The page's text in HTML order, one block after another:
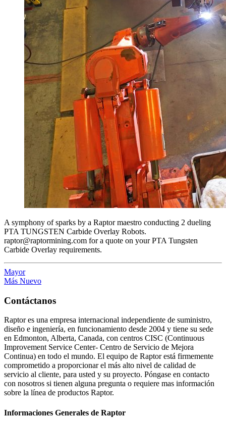
A symphony of sparks by a Raptor maestro conducting 2 dueling
PTA TUNGSTEN Carbide Overlay Robots.
raptor@raptormining.com for a quote on your PTA Tungsten
Carbide Overlay requirements.
Mayor
Más Nuevo
Contáctanos
Raptor es una empresa internacional independiente de suministro,
diseño e ingeniería, en funcionamiento desde 2004 y tiene su sede
en Edmonton, Alberta, Canada, con centros CISC (Continuous
Improvement Service Center- Centro de Servicio de Mejora
Continua) en todo el mundo. El equipo de Raptor está firmemente
comprometido a proporcionar el más alto nivel de calidad de
servicio al cliente, para usted y su proyecto. Póngase en contacto
con nosotros si tienen alguna pregunta o requiere mas información
sobre la línea de productos Raptor.
Informaciones Generales de Raptor